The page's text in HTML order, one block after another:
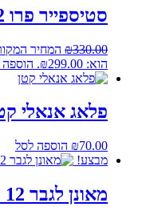
סטיספייר פרו 2 רוטט עם מתנה
₪330.00 המחיר המקורי
הוא: ₪299.00.
פלאג אנאלי
₪70.00
הוספה לסל
מבצע!
מאונן לגבר 12 ס"מ